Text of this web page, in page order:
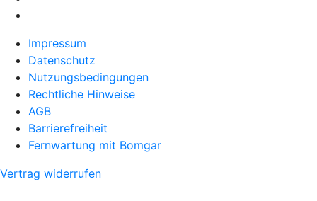
Impressum
Datenschutz
Nutzungsbedingungen
Rechtliche Hinweise
AGB
Barrierefreiheit
Fernwartung mit Bomgar
Vertrag widerrufen